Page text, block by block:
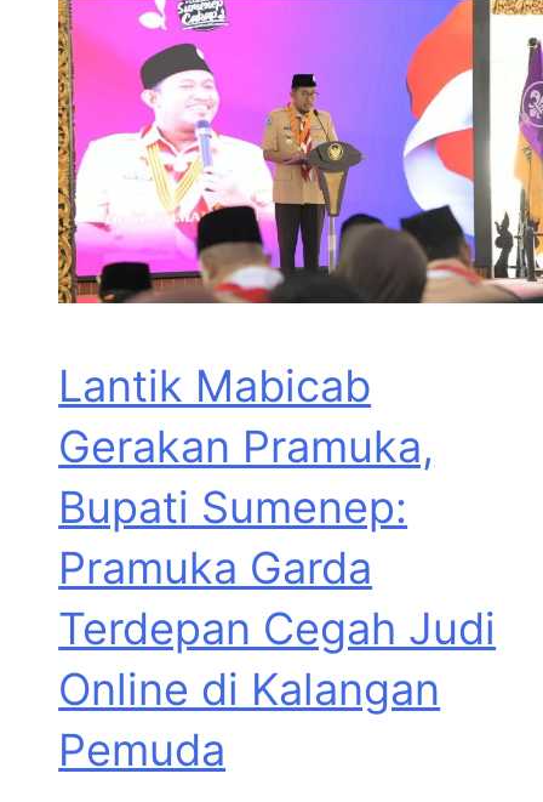
Lantik Mabicab
Gerakan Pramuka,
Bupati Sumenep:
Pramuka Garda
Terdepan Cegah Judi
Online di Kalangan
Pemuda